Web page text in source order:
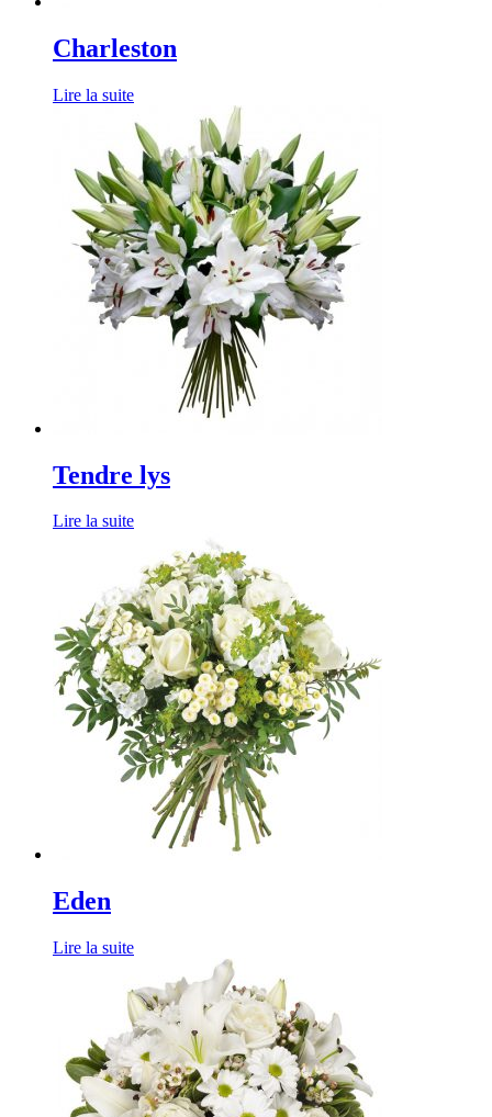
Charleston
Lire la suite
Tendre lys
Lire la suite
Eden
Lire la suite